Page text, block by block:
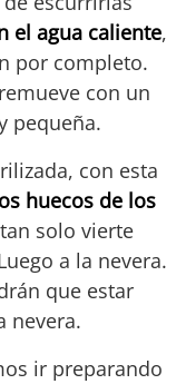
el agua caliente,
por completo.
con un
pequeña.
con esta
huecos de los
solo vierte
a la nevera.
que estar
nevera.
ir preparando